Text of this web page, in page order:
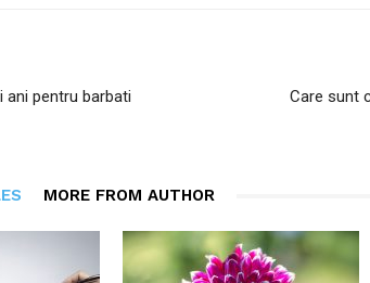
ani pentru barbati
Care sunt
MORE FROM AUTHOR